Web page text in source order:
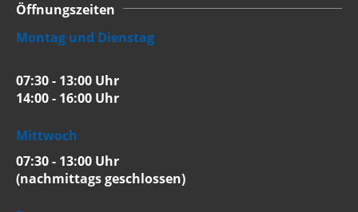
Öffnungszeiten
Montag und Dienstag
07:30 - 13:00 Uhr
14:00 - 16:00 Uhr
Mittwoch
07:30 - 13:00 Uhr
(nachmittags geschlossen)